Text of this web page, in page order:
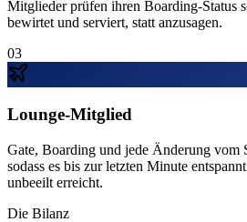
Mitglieder prüfen ihren Boarding-Status
bewirtet und serviert, statt anzusagen.
03
Lounge-Mitglied
Gate, Boarding und jede Änderung
sodass es bis zur letzten Minute
unbeeilt erreicht.
Die Bilanz